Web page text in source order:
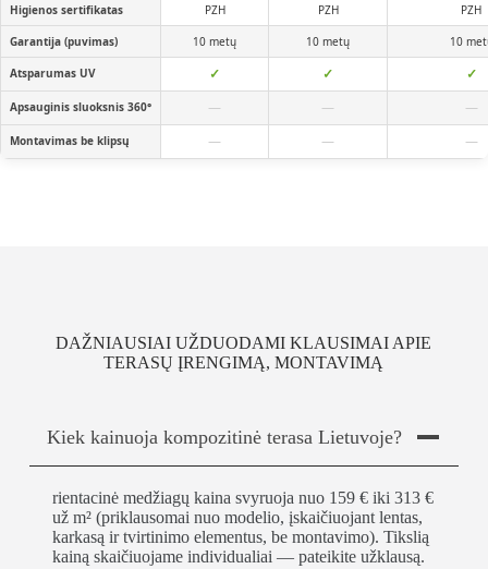
Higienos sertifikatas PZH PZH PZH
Garantija (puvimas) 10 metų 10 metų 10
Atsparumas UV ✓ ✓ ✓
Apsauginis sluoksnis 360° — — —
Montavimas be klipsų — — —
DAŽNIAUSIAI UŽDUODAMI KLAUSIMAI APIE
TERASŲ ĮRENGIMĄ, MONTAVIMĄ
Kiek kainuoja kompozitinė terasa Lietuvoje?
rientacinė medžiagų kaina svyruoja nuo 159 € iki 313 €
už m² (priklausomai nuo modelio, įskaičiuojant lentas,
karkasą ir tvirtinimo elementus, be montavimo). Tikslią
kainą skaičiuojame individualiai — pateikite užklausą.